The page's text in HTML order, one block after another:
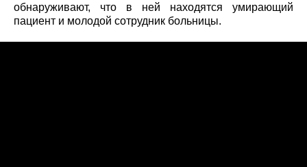
обнаруживают, что в ней находятся умирающий
пациент и молодой сотрудник больницы.